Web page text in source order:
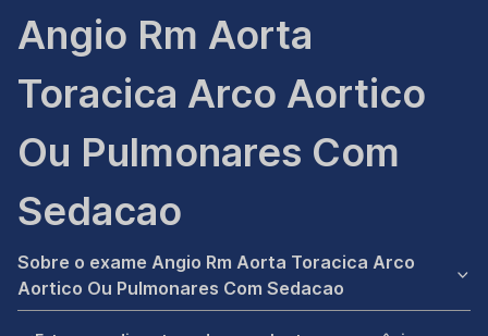
Angio Rm Aorta
Toracica Arco Aortico
Ou Pulmonares Com
Sedacao
Sobre o exame Angio Rm Aorta Toracica Arco
Aortico Ou Pulmonares Com Sedacao